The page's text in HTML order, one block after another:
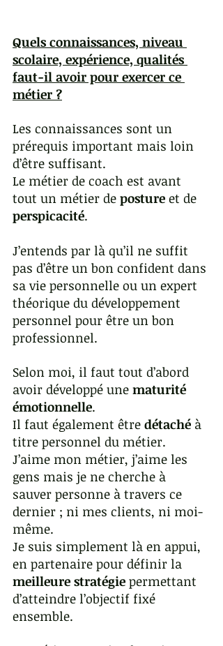
Quels connaissances, niveau
scolaire, expérience, qualités
faut-il avoir pour exercer ce
métier ?
Les connaissances sont un
prérequis important mais loin
d’être suffisant.
Le métier de coach est avant
tout un métier de posture et de
perspicacité.
J’entends par là qu’il ne suffit
pas d’être un bon confident dans
sa vie personnelle ou un expert
théorique du développement
personnel pour être un bon
professionnel.
Selon moi, il faut tout d’abord
avoir développé une maturité
émotionnelle.
Il faut également être détaché à
titre personnel du métier.
J’aime mon métier, j’aime les
gens mais je ne cherche à
sauver personne à travers ce
dernier ; ni mes clients, ni moi-
même.
Je suis simplement là en appui,
en partenaire pour définir la
meilleure stratégie permettant
d’atteindre l’objectif fixé
ensemble.